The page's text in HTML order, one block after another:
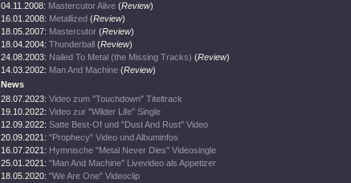
04.11.2008: Mastercutor Alive (Review)
16.01.2008: Metallized (Review)
18.05.2007: Mastercutor (Review)
18.04.2004: Thunderball (Review)
24.08.2003: Nailed To Metal (the Missing Tracks) (Review)
14.03.2002: Man And Machine (Review)
News
28.07.2023: Video zum "Touchdown" Titeltrack
19.10.2022: Video zur "Wilder Life" Single
12.09.2022: Satte Best-Of und "Dust And Rust" Video
20.09.2021: "Prophecy" Video und Albuminfos
16.07.2021: Hymnische "Metal Never Dies" Videosingle
25.01.2021: "Man And Machine" Livevideo als Appetizer
18.05.2020: "We Are One" Videoclip